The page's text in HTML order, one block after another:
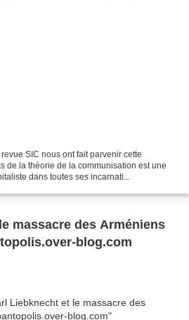
SIC nous ont fait parvenir cette
de la théorie de la communisation est une
dans toutes ses incarnati...
massacre des Arméniens
blog.com